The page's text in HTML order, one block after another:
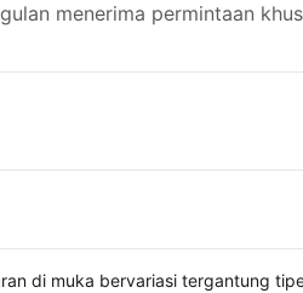
menerima permintaan
di muka bervariasi tergantung